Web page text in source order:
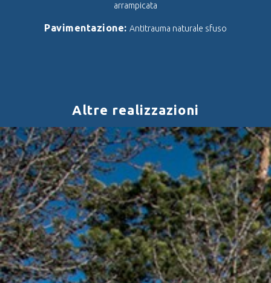
arrampicata
Pavimentazione: Antitrauma naturale sfuso
Altre realizzazioni